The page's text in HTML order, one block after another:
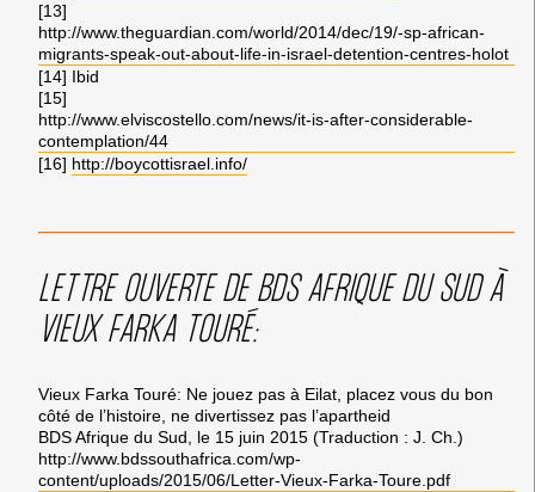
[13]
http://www.theguardian.com/world/2014/dec/19/-sp-african-
migrants-speak-out-about-life-in-israel-detention-centres-holot
[14] Ibid
[15]
http://www.elviscostello.com/news/it-is-after-considerable-
contemplation/44
[16] http://boycottisrael.info/
LETTRE OUVERTE DE BDS AFRIQUE DU SUD À
VIEUX FARKA TOURÉ:
Vieux Farka Touré: Ne jouez pas à Eilat, placez vous du bon
côté de l’histoire, ne divertissez pas l’apartheid
BDS Afrique du Sud, le 15 juin 2015 (Traduction : J. Ch.)
http://www.bdssouthafrica.com/wp-
content/uploads/2015/06/Letter-Vieux-Farka-Toure.pdf